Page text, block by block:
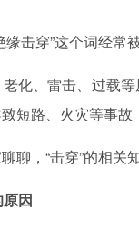
穿”这个词经常被
、雷击、过载等
短路、火灾等事故
，“击穿”的相关知
因